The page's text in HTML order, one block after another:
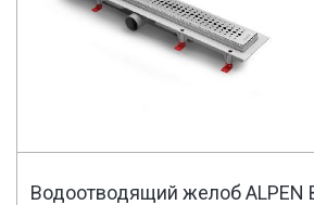
Водоотводящий желоб ALPEN